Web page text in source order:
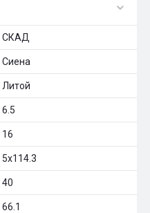
СКАД
Сиена
Литой
6.5
16
5x114.3
40
66.1